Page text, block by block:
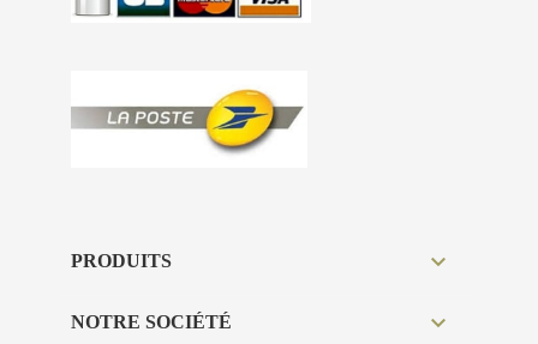
PRODUITS 
NOTRE SOCIÉTÉ 